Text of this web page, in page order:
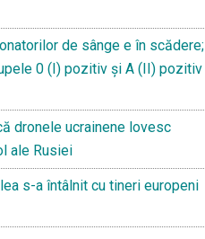
de sânge e în scădere;
0 (I) pozitiv și A (II) pozitiv
dronele ucrainene lovesc
ale Rusiei
s-a întâlnit cu tineri europeni